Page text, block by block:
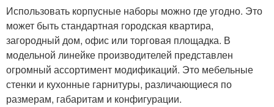
Использовать корпусные наборы можно где угодно. Это
может быть стандартная городская квартира,
загородный дом, офис или торговая площадка. В
модельной линейке производителей представлен
огромный ассортимент модификаций. Это мебельные
стенки и кухонные гарнитуры, различающиеся по
размерам, габаритам и конфигурации.